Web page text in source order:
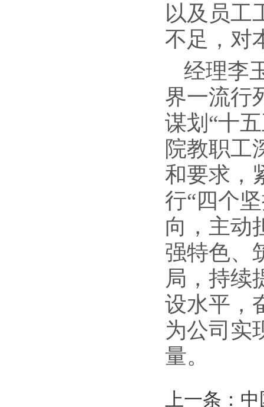
以及员工
不足，对
经理李
界一流行
谋划“十
院教职工
和要求，
行“四个
向，主动
强特色、
局，持续
设水平，
为公司实
量。
上一条：